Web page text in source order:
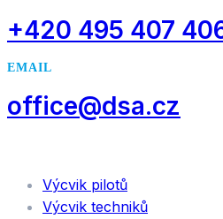
+420 495 407
EMAIL
office@dsa.cz
Výcvik pilotů
Výcvik techniků